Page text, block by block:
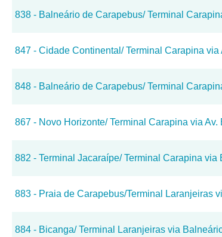
838 - Balneário de Carapebus/ Terminal
847 - Cidade Continental/ Terminal Carapina via
848 - Balneário de Carapebus/ Terminal
867 - Novo Horizonte/ Terminal Carapina via Av.
882 - Terminal Jacaraípe/ Terminal Carapina
883 - Praia de Carapebus/Terminal Laranjeiras
884 - Bicanga/ Terminal Laranjeiras via